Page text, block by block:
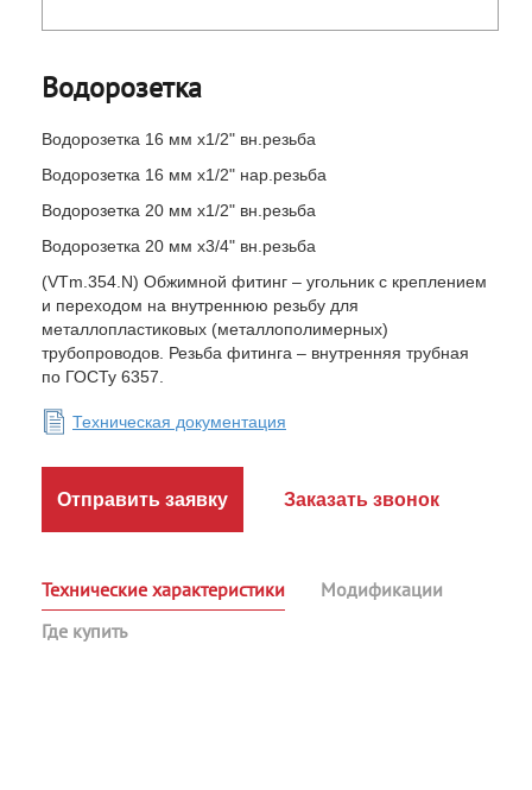
Водорозетка
Водорозетка 16 мм х1/2" вн.резьба
Водорозетка 16 мм х1/2" нар.резьба
Водорозетка 20 мм х1/2" вн.резьба
Водорозетка 20 мм х3/4" вн.резьба
(VTm.354.N) Обжимной фитинг – угольник с креплением
и переходом на внутреннюю резьбу для
металлопластиковых (металлополимерных)
трубопроводов. Резьба фитинга – внутренняя трубная
по ГОСТу 6357.
Техническая документация
Отправить заявку Заказать звонок
Технические характеристики
Модификации
Где купить